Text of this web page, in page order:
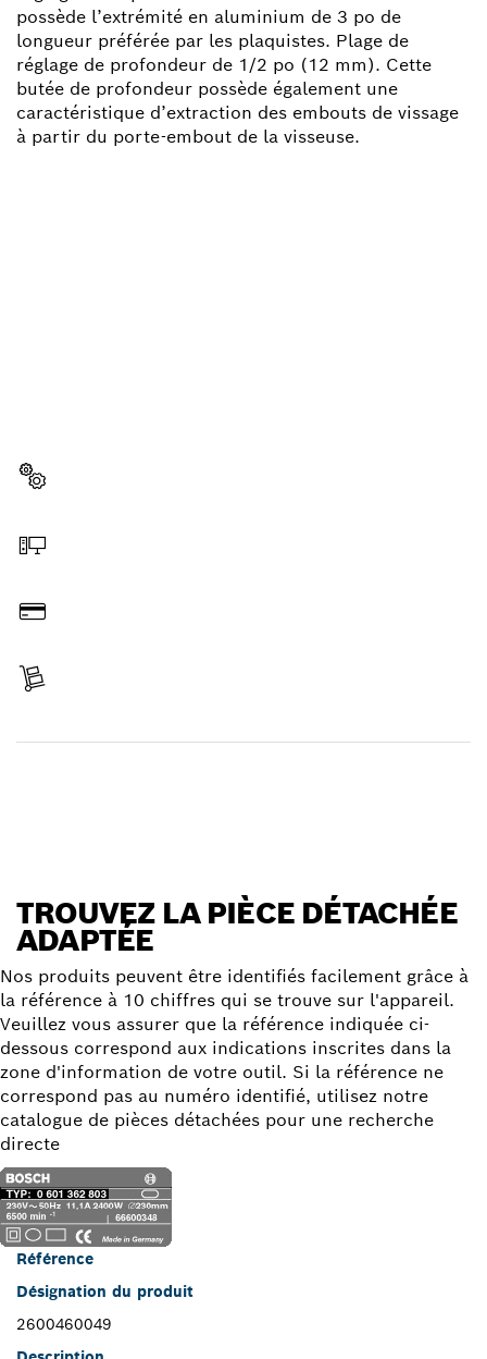
possède l’extrémité en aluminium de 3 po de
longueur préférée par les plaquistes. Plage de
réglage de profondeur de 1/2 po (12 mm). Cette
butée de profondeur possède également une
caractéristique d’extraction des embouts de vissage
à partir du porte-embout de la visseuse.
TROUVEZ LA PIÈCE DÉTACHÉE
ADAPTÉE
Nos produits peuvent être identifiés facilement grâce à
la référence à 10 chiffres qui se trouve sur l'appareil.
Veuillez vous assurer que la référence indiquée ci-
dessous correspond aux indications inscrites dans la
zone d'information de votre outil. Si la référence ne
correspond pas au numéro identifié, utilisez notre
catalogue de pièces détachées pour une recherche
directe
Référence
Désignation du produit
2600460049